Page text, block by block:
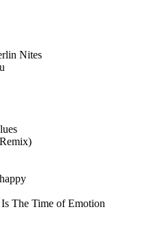
Nites
The Time of Emotion